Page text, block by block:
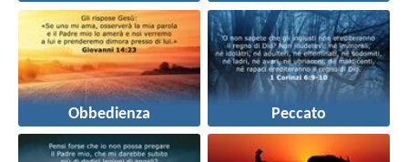
Obbedienza Peccato